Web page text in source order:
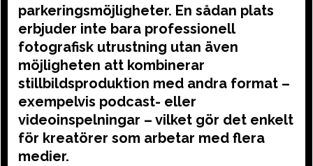
parkeringsmöjligheter. En sådan plats
erbjuder inte bara professionell
fotografisk utrustning utan även
möjligheten att kombinerar
stillbildsproduktion med andra format –
exempelvis podcast- eller
videoinspelningar – vilket gör det enkelt
för kreatörer som arbetar med flera
medier.